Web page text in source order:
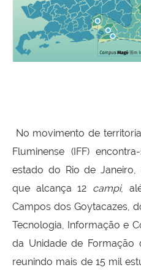
No movimento de
Fluminense (IFF)
estado do Rio de
que alcança 12 campi,
Campos dos Goytacazes,
Tecnologia, Informação e
da Unidade de Formação
reunindo mais de 15 mil